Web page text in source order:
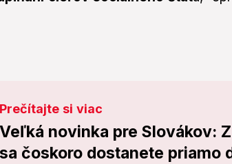
Prečítajte si viac
Veľká novinka pre Slovákov:
sa čoskoro dostanete priamo